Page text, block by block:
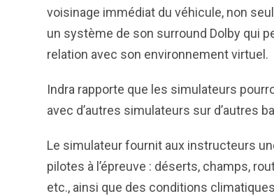
voisinage immédiat du véhicule, non
un système de son surround Dolby qui
relation avec son environnement virtuel.
Indra rapporte que les simulateurs
avec d’autres simulateurs sur d’autres
Le simulateur fournit aux instructeurs
pilotes à l’épreuve : déserts, champs,
etc., ainsi que des conditions